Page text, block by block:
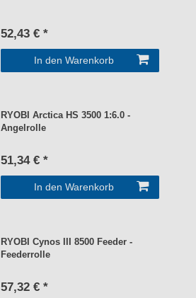
52,43 € *
In den Warenkorb
RYOBI Arctica HS 3500 1:6.0 -
Angelrolle
51,34 € *
In den Warenkorb
RYOBI Cynos III 8500 Feeder -
Feederrolle
57,32 € *